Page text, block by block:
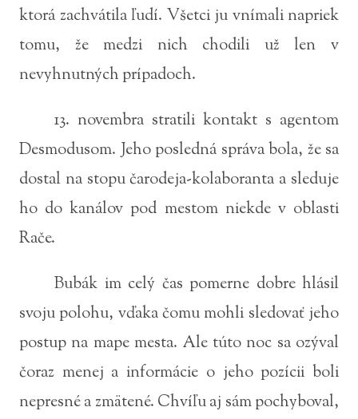
ktorá zachvátila ľudí. Všetci ju vnímali napriek
tomu, že medzi nich chodili už len v
nevyhnutných prípadoch.
13. novembra stratili kontakt s agentom
Desmodusom. Jeho posledná správa bola, že sa
dostal na stopu čarodeja-kolaboranta a sleduje
ho do kanálov pod mestom niekde v oblasti
Rače.
Bubák im celý čas pomerne dobre hlásil
svoju polohu, vďaka čomu mohli sledovať jeho
postup na mape mesta. Ale túto noc sa ozýval
čoraz menej a informácie o jeho pozícii boli
nepresné a zmätené. Chvíľu aj sám pochyboval,